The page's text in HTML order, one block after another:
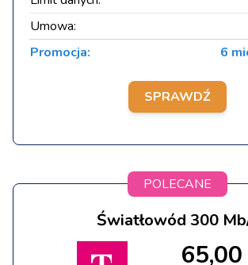
Umowa:
Promocja:
6
SPRAWDŹ
POLECANE
Światłowód 300
65,00